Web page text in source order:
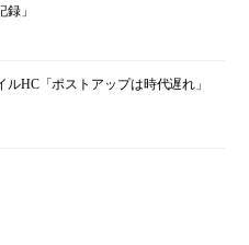
」
HC「ポストアップは時代遅れ」